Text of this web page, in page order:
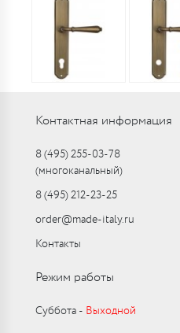
Контактная информация
8 (495) 255-03-78
(многоканальный)
8 (495) 212-23-25
order@made-italy.ru
Контакты
Режим работы
Суббота ‑ Выходной